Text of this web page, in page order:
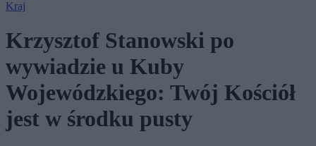
Kraj
Krzysztof Stanowski po
wywiadzie u Kuby
Wojewódzkiego: Twój Kościół
jest w środku pusty